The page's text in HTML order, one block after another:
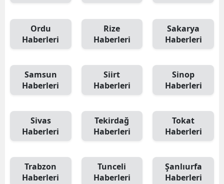
Ordu
Haberleri
Rize
Haberleri
Sakarya
Haberleri
Samsun
Haberleri
Siirt
Haberleri
Sinop
Haberleri
Sivas
Haberleri
Tekirdağ
Haberleri
Tokat
Haberleri
Trabzon
Haberleri
Tunceli
Haberleri
Şanlıurfa
Haberleri